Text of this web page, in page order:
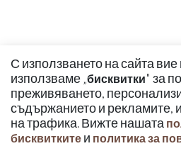
С използването на сайта
използваме „бисквитки" за
преживяването,
съдържанието и рекламите,
на трафика. Вижте нашата
бисквитките и политика за